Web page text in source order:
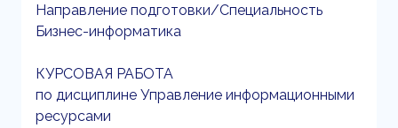
Направление подготовки/Специальность
Бизнес-информатика
КУРСОВАЯ РАБОТА
по дисциплине Управление информационными
ресурсами